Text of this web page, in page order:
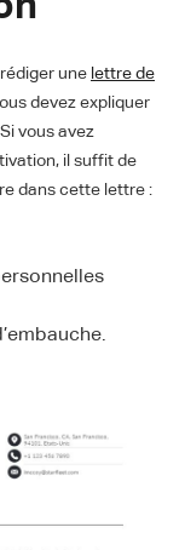
une lettre de
devez expliquer
vous avez
il suffit de
dans cette lettre :